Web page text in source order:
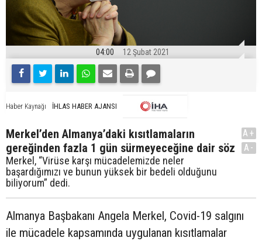
04:00 12 Şubat 2021
Haber Kaynağı İHLAS HABER AJANSI
Merkel’den Almanya’daki kısıtlamaların
gereğinden fazla 1 gün sürmeyeceğine dair söz
Merkel, “Virüse karşı mücadelemizde neler
başardığımızı ve bunun yüksek bir bedeli olduğunu
biliyorum” dedi.
A+
A-
Almanya Başbakanı Angela Merkel, Covid-19 salgını
ile mücadele kapsamında uygulanan kısıtlamalar